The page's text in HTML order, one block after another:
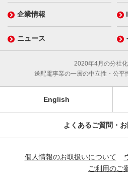
企業情報
ニュース
2020年4月の分社化
送配電事業の一層の中立性・公平
English
よくあるご質問・
個人情報のお取扱いについて
ご利用のご